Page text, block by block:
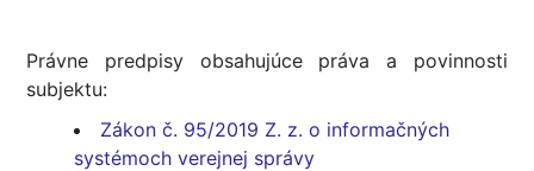
Právne predpisy obsahujúce práva a povinnosti
subjektu:
Zákon č. 95/2019 Z. z. o informačných
systémoch verejnej správy